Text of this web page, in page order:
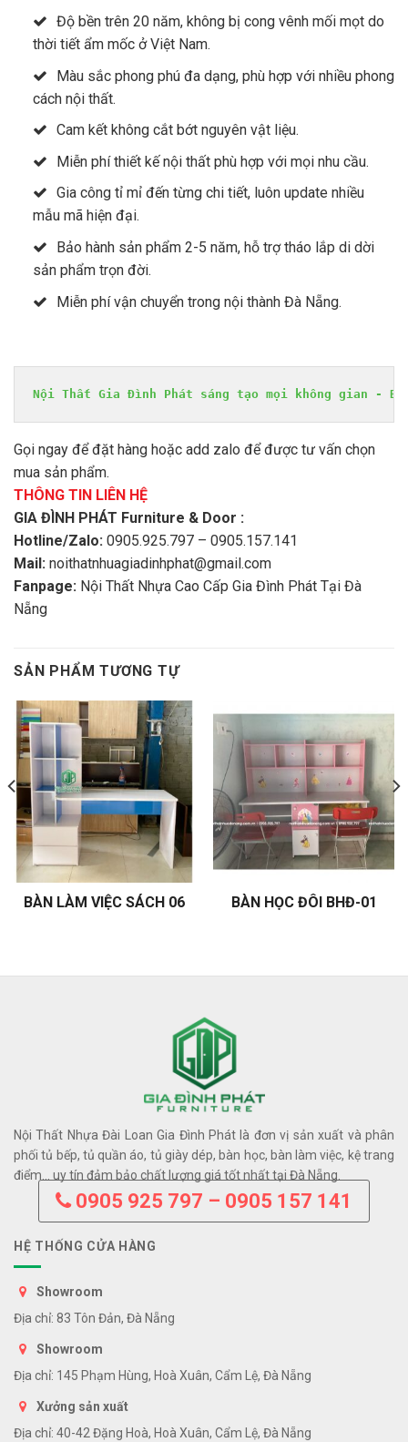
Độ bền trên 20 năm, không bị cong vênh mối mọt do
thời tiết ẩm mốc ở Việt Nam.
Màu sắc phong phú đa dạng, phù hợp với nhiều phong
cách nội thất.
Cam kết không cắt bớt nguyên vật liệu.
Miễn phí thiết kế nội thất phù hợp với mọi nhu cầu.
Gia công tỉ mỉ đến từng chi tiết, luôn update nhiều
mẫu mã hiện đại.
Bảo hành sản phẩm 2-5 năm, hỗ trợ tháo lắp di dời
sản phẩm trọn đời.
Miễn phí vận chuyển trong nội thành Đà Nẵng.
Nội Thất Gia Đình Phát sáng tạo mọi không gian -
Gọi ngay để đặt hàng hoặc add zalo để được tư vấn chọn
mua sản phẩm.
THÔNG TIN LIÊN HỆ
GIA ĐÌNH PHÁT Furniture & Door :
Hotline/Zalo: 0905.925.797 – 0905.157.141
Mail: noithatnhuagiadinhphat@gmail.com
Fanpage: Nội Thất Nhựa Cao Cấp Gia Đình Phát Tại Đà
Nẵng
SẢN PHẨM TƯƠNG TỰ
BÀN LÀM VIỆC SÁCH 06 BÀN HỌC ĐÔI BHĐ-01
Nội Thất Nhựa Đài Loan Gia Đình Phát là đơn vị sản xuất và phân
phối tủ bếp, tủ quần áo, tủ giày dép, bàn học, bàn làm việc, kệ trang
điểm… uy tín đảm bảo chất lượng giá tốt nhất tại Đà Nẵng.
0905 925 797 – 0905 157 141
HỆ THỐNG CỬA HÀNG
Showroom
Địa chỉ: 83 Tôn Đản, Đà Nẵng
Showroom
Địa chỉ: 145 Phạm Hùng, Hoà Xuân, Cẩm Lệ, Đà Nẵng
Xưởng sản xuất
Địa chỉ: 40-42 Đặng Hoà, Hoà Xuân, Cẩm Lệ, Đà Nẵng